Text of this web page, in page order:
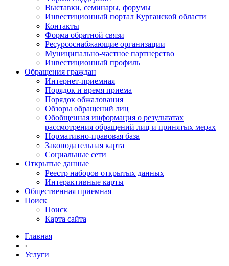
Выставки, семинары, форумы
Инвестиционный портал Курганской области
Контакты
Форма обратной связи
Ресурсоснабжающие организации
Муниципально-частное партнерство
Инвестиционный профиль
Обращения граждан
Интернет-приемная
Порядок и время приема
Порядок обжалования
Обзоры обращений лиц
Обобщенная информация о результатах
рассмотрения обращений лиц и принятых мерах
Нормативно-правовая база
Законодательная карта
Социальные сети
Открытые данные
Реестр наборов открытых данных
Интерактивные карты
Общественная приемная
Поиск
Поиск
Карта сайта
Главная
›
Услуги